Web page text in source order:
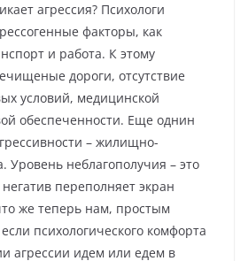
агрессия? Психологи
факторы, как
и работа. К этому
дороги, отсутствие
условий, медицинской
обеспеченности. Еще однин
– жилищно-
Уровень неблагополучия – это
переполняет экран
же теперь нам, простым
психологического комфорта
агрессии идем или едем в